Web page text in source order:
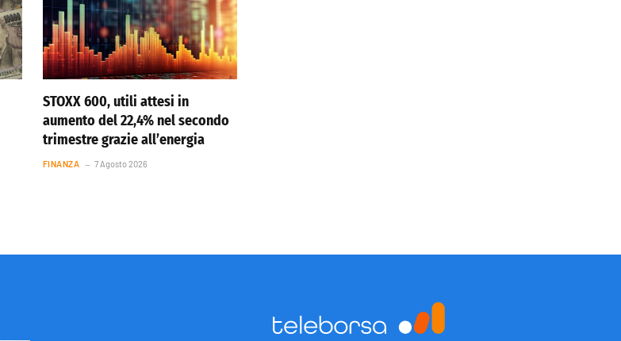
STOXX 600, utili attesi in
aumento del 22,4% nel secondo
trimestre grazie all’energia
FINANZA 7 Agosto 2026